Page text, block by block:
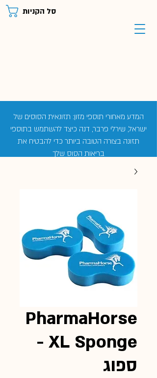
סל הקניות
המדע מאחורי תוספי מזון: תזונאית הסוסים של
ישראל, שירלי פרבר, דנה כיצד להשתמש בתוספי
תזונה בצורה הטובה ביותר כדי להבטיח את
בריאות הסוס שלך
PharmaHorse
XL Sponge -
ספוג